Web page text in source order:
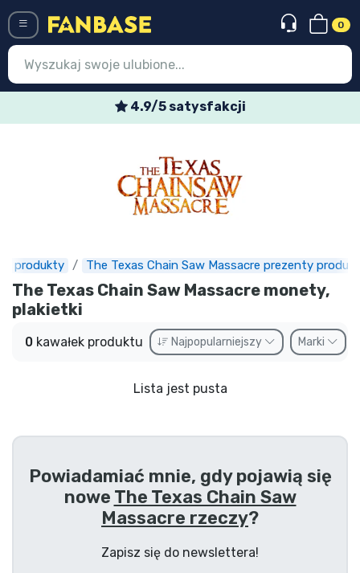
0
4.9/5 satysfakcji
produkty The Texas Chain Saw Massacre prezenty
The Texas Chain Saw Massacre monety,
plakietki
0 kawałek produktu Najpopularniejszy Marki
Lista jest pusta
Powiadamiać mnie, gdy pojawią się
nowe The Texas Chain Saw
Massacre rzeczy?
Zapisz się do newslettera!
Najnowsze rzeczy
Doręczenie ekspresowe
Przedsprzedaż
Outlet produkty
Wspaniałe rzeczy
Rzeczy z anime